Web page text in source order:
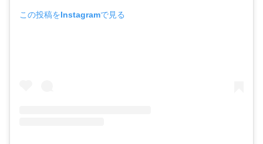
この投稿をInstagramで見る